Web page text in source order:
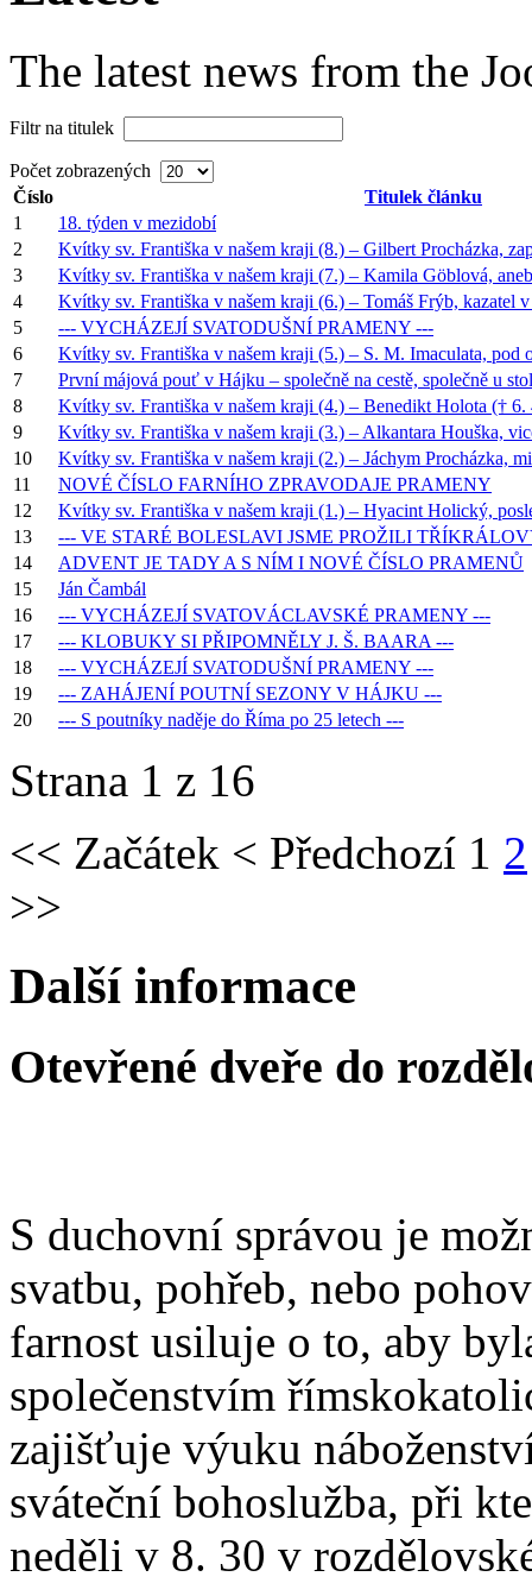
The latest news from the
Filtr na titulek
Počet zobrazených
Číslo
Titulek článku
1
18. týden v mezidobí
2
Kvítky sv. Františka v našem kraji (8.) – Gilbert Procházka,
3
Kvítky sv. Františka v našem kraji (7.) – Kamila Göblová,
4
Kvítky sv. Františka v našem kraji (6.) – Tomáš Frýb, kazatel
5
--- VYCHÁZEJÍ SVATODUŠNÍ PRAMENY ---
6
Kvítky sv. Františka v našem kraji (5.) – S. M. Imaculata, pod
7
První májová pouť v Hájku – společně na cestě, společně u
8
Kvítky sv. Františka v našem kraji (4.) – Benedikt Holota († 6.
9
Kvítky sv. Františka v našem kraji (3.) – Alkantara Houška,
10
Kvítky sv. Františka v našem kraji (2.) – Jáchym Procházka,
11
NOVÉ ČÍSLO FARNÍHO ZPRAVODAJE PRAMENY
12
Kvítky sv. Františka v našem kraji (1.) – Hyacint Holický,
13
--- VE STARÉ BOLESLAVI JSME PROŽILI
14
ADVENT JE TADY A S NÍM I NOVÉ ČÍSLO PRAMENŮ
15
Ján Čambál
16
--- VYCHÁZEJÍ SVATOVÁCLAVSKÉ PRAMENY ---
17
--- KLOBUKY SI PŘIPOMNĚLY J. Š. BAARA ---
18
--- VYCHÁZEJÍ SVATODUŠNÍ PRAMENY ---
19
--- ZAHÁJENÍ POUTNÍ SEZONY V HÁJKU ---
20
--- S poutníky naděje do Říma po 25 letech ---
Strana 1 z 16
<< Začátek < Předchozí 1 2
>>
Další informace
Otevřené dveře do
S duchovní správou je
svatbu, pohřeb, nebo
farnost usiluje o to, aby
společenstvím
zajišťuje výuku
sváteční bohoslužba, při
neděli v 8. 30 v